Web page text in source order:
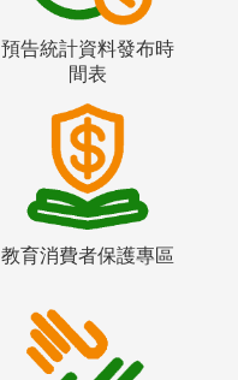
預告統計資料發布時
間表
教育消費者保護專區